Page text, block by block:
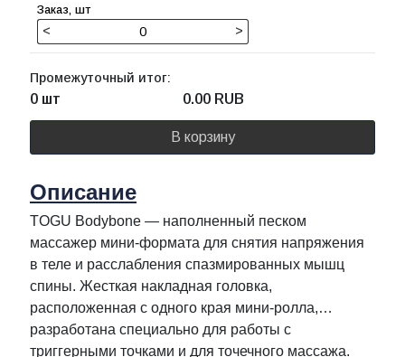
< >
Промежуточный итог:
0 шт 0.00 RUB
В корзину
Описание
TOGU Bodybone — наполненный песком
массажер мини-формата для снятия напряжения
в теле и расслабления спазмированных мышц
спины. Жесткая накладная головка,
расположенная с одного края мини-ролла,
разработана специально для работы с
триггерными точками и для точечного массажа.